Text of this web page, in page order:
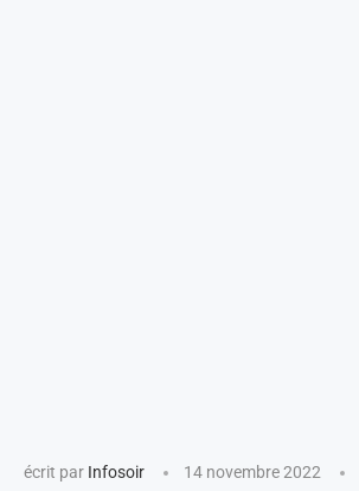
écrit par Infosoir 14 novembre 2022